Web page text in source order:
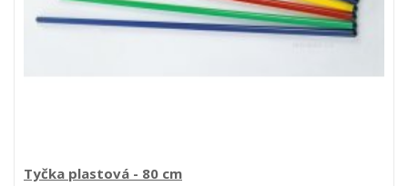
Tyčka plastová - 80 cm